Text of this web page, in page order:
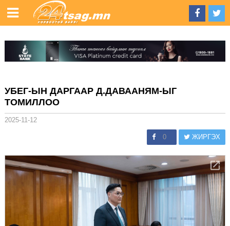
УБЕГ-ЫН ДАРГААР Д.ДАВААНЯМ-ЫГ
ТОМИЛЛОО
2025-11-12
0 ЖИРГЭХ